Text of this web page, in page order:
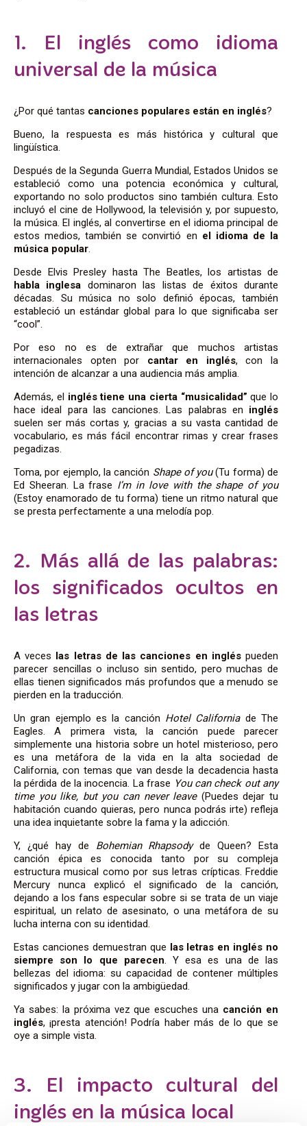
1. El inglés como idioma
universal de la música
¿Por qué tantas canciones populares están en inglés?
Bueno, la respuesta es más histórica y cultural que
lingüística.
Después de la Segunda Guerra Mundial, Estados Unidos se
estableció como una potencia económica y cultural,
exportando no solo productos sino también cultura. Esto
incluyó el cine de Hollywood, la televisión y, por supuesto,
la música. El inglés, al convertirse en el idioma principal de
estos medios, también se convirtió en el idioma de la
música popular
Desde Elvis Presley hasta The Beatles, los artistas de
habla inglesa dominaron las listas de éxitos durante
décadas. Su música no solo definió épocas, también
estableció un estándar global para lo que significaba ser
“cool”.
Por eso no es de extrañar que muchos artistas
internacionales opten por cantar en inglés, con la
intención de alcanzar a una audiencia más amplia.
Además, el inglés tiene una cierta “musicalidad” que lo
hace ideal para las canciones. Las palabras en inglés
suelen ser más cortas y, gracias a su vasta cantidad de
vocabulario, es más fácil encontrar rimas y crear frases
pegadizas.
Toma, por ejemplo, la canción Shape of you(Tu forma) de
Ed Sheeran. La frase I’m in love with the shape of you
(Estoy enamorado de tu forma) tiene un ritmo natural que
se presta perfectamente a una melodía pop.
2. Más allá de las palabras:
los significados ocultos en
las letras
A veces las letras de las canciones en ingléspueden
parecer sencillas o incluso sin sentido, pero muchas de
ellas tienen significados más profundos que a menudo se
pierden en la traducción.
Un gran ejemplo es la canción Hotel Californiade The
Eagles. A primera vista, la canción puede parecer
simplemente una historia sobre un hotel misterioso, pero
es una metáfora de la vida en la alta sociedad de
California, con temas que van desde la decadencia hasta
la pérdida de la inocencia. La frase You can check out any
time you like, but you can never leave(Puedes dejar tu
habitación cuando quieras, pero nunca podrás irte) refleja
una idea inquietante sobre la fama y la adicción.
Y, ¿qué hay de Bohemian Rhapsodyde Queen? Esta
canción épica es conocida tanto por su compleja
estructura musical como por sus letras crípticas. Freddie
Mercury nunca explicó el significado de la canción,
dejando a los fans especular sobre si se trata de un viaje
espiritual, un relato de asesinato, o una metáfora de su
lucha interna con su identidad.
Estas canciones demuestran que las letras en inglés no
siempre son lo que parecen . Y esa es una de las
bellezas del idioma: su capacidad de contener múltiples
significados y jugar con la ambigüedad.
Ya sabes: la próxima vez que escuches una canción en
inglés, ¡presta atención! Podría haber más de lo que se
oye a simple vista.
3. El impacto cultural del
inglés en la música local